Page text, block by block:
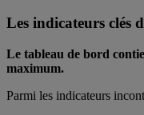
Les indicateurs clés
Le tableau de bord
maximum.
Parmi les indicateurs